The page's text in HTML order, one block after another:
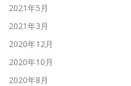
2021年5月
2021年3月
2020年12月
2020年10月
2020年8月